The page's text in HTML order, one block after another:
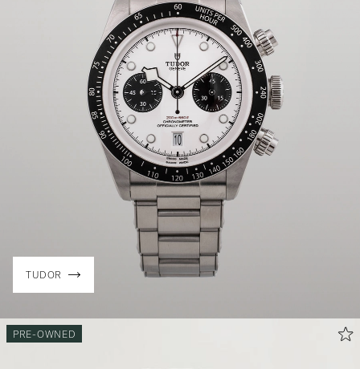
PRE-OWNED
TUDOR